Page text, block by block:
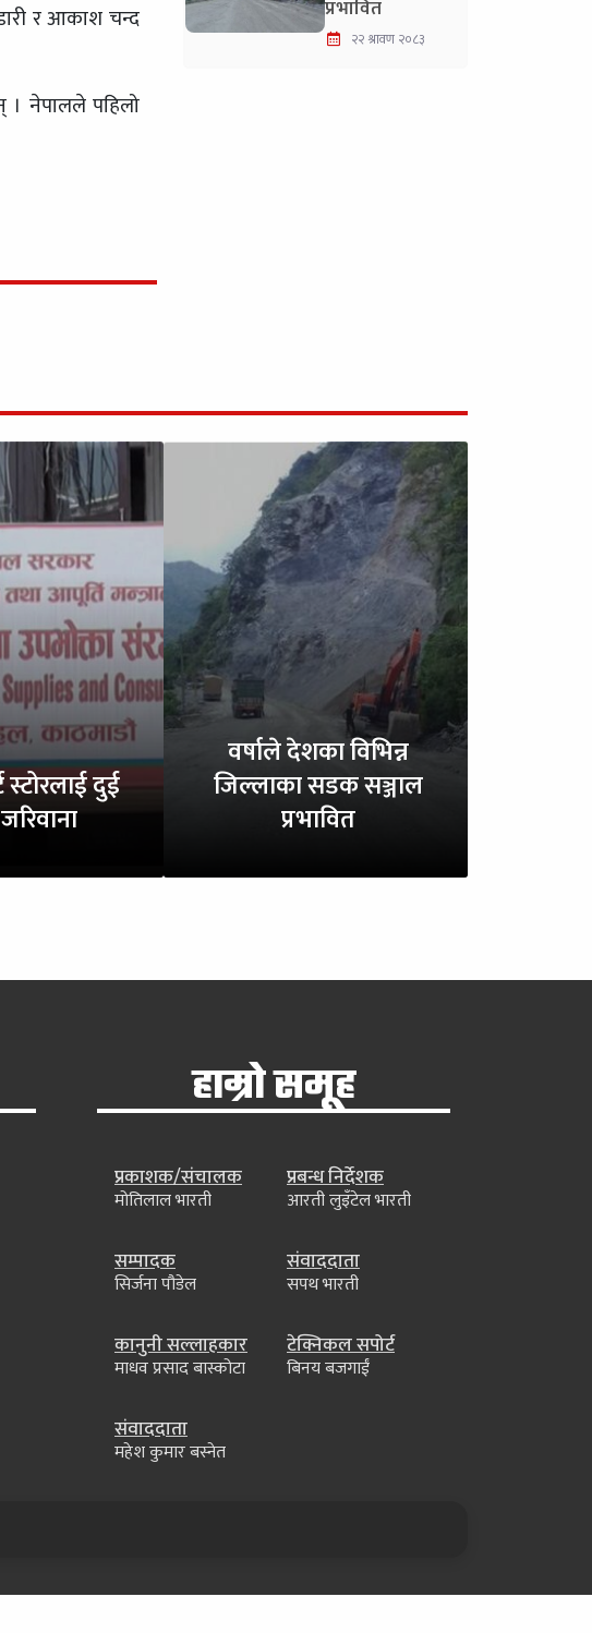
र आकाश चन्द
। नेपालले पहिलो
प्रभावित
२२ श्रावण २०८३
स्टोरलाई दुई
वर्षाले देशका विभिन्न
जिल्लाका सडक सञ्जाल
प्रभावित
हाम्रो समूह
प्रकाशक/संचालक
मोतिलाल भारती
प्रबन्ध निर्देशक
आरती लुइँटेल भारती
सम्पादक
सिर्जना पौडेल
संवाददाता
सपथ भारती
कानुनी सल्लाहकार
माधव प्रसाद बास्कोटा
टेक्निकल सपोर्ट
बिनय बजगाईं
संवाददाता
महेश कुमार बस्नेत